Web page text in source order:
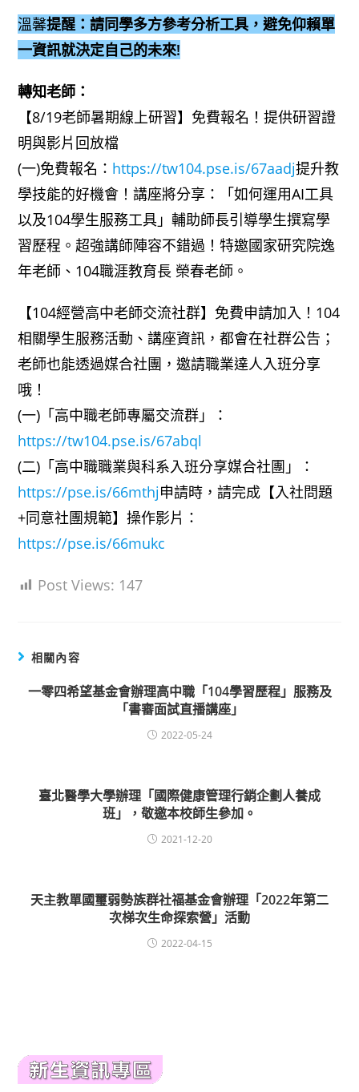
溫馨提醒：請同學多方參考分析工具，避免仰賴單
一資訊就決定自己的未來!
轉知老師：
【8/19老師暑期線上研習】免費報名！提供研習證
明與影片回放檔
(一)免費報名： https://tw104.pse.is/67aadj提升教
學技能的好機會！講座將分享：「如何運用AI工具
以及104學生服務工具」輔助師長引導學生撰寫學
習歷程。超強講師陣容不錯過！特邀國家研究院逸
年老師、104職涯教育長 榮春老師。
【104經營高中老師交流社群】免費申請加入！104
相關學生服務活動、講座資訊，都會在社群公告；
老師也能透過媒合社團，邀請職業達人入班分享
哦！
(一)「高中職老師專屬交流群」：
https://tw104.pse.is/67abql
(二)「高中職職業與科系入班分享媒合社團」：
https://pse.is/66mthj申請時，請完成【入社問題
+同意社團規範】操作影片：
https://pse.is/66mukc
Post Views: 147
相關內容
一零四希望基金會辦理高中職「104學習歷程」服務及
「書審面試直播講座」
2022-05-24
臺北醫學大學辦理「國際健康管理行銷企劃人養成
班」，敬邀本校師生參加。
2021-12-20
天主教單國璽弱勢族群社福基金會辦理「2022年第二
次梯次生命探索營」活動
2022-04-15